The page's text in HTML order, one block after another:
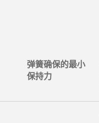
弹簧确保的最小
保持力